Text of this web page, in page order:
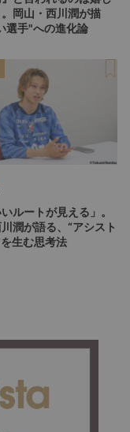
。岡山・西川潤が描
選手"への進化論
いルートが見える」。
潤が語る、“アシスト
生む思考法